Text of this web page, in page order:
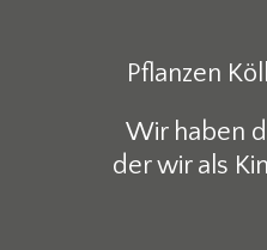
Pflanzen
Wir haben
der wir als